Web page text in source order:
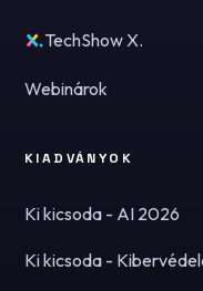
TechShow X.
Webinárok
KIADVÁNYOK
Ki kicsoda - AI 2026
Ki kicsoda -